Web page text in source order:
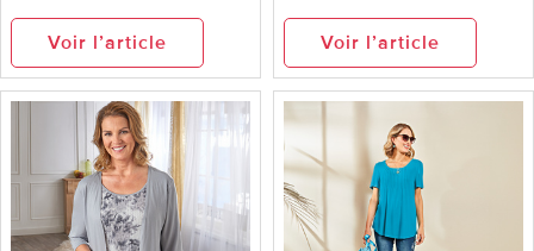
Voir l’article Voir l’article